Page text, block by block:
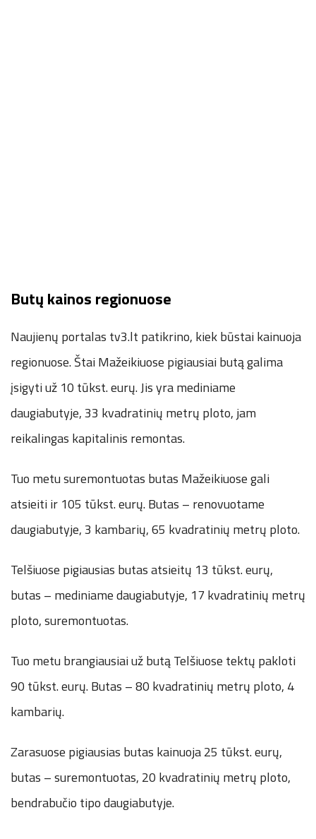
Butų kainos regionuose
Naujienų portalas tv3.lt patikrino, kiek būstai kainuoja
regionuose. Štai Mažeikiuose pigiausiai butą galima
įsigyti už 10 tūkst. eurų. Jis yra mediniame
daugiabutyje, 33 kvadratinių metrų ploto, jam
reikalingas kapitalinis remontas.
Tuo metu suremontuotas butas Mažeikiuose gali
atsieiti ir 105 tūkst. eurų. Butas – renovuotame
daugiabutyje, 3 kambarių, 65 kvadratinių metrų ploto.
Telšiuose pigiausias butas atsieitų 13 tūkst. eurų,
butas – mediniame daugiabutyje, 17 kvadratinių metrų
ploto, suremontuotas.
Tuo metu brangiausiai už butą Telšiuose tektų pakloti
90 tūkst. eurų. Butas – 80 kvadratinių metrų ploto, 4
kambarių.
Zarasuose pigiausias butas kainuoja 25 tūkst. eurų,
butas – suremontuotas, 20 kvadratinių metrų ploto,
bendrabučio tipo daugiabutyje.